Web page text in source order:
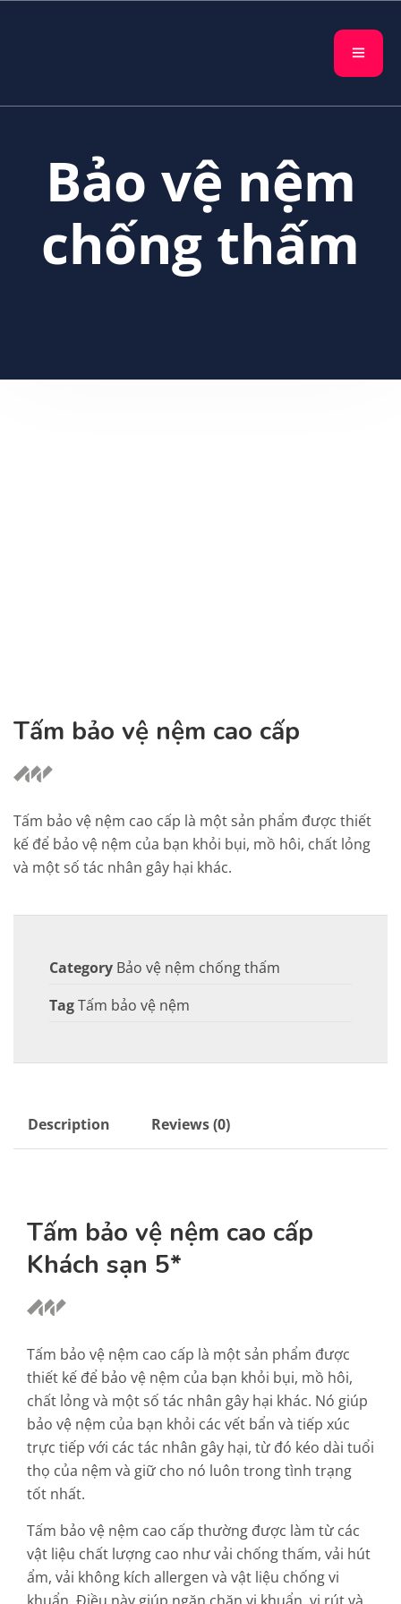
Bảo vệ nệm
chống thấm
Tấm bảo vệ nệm cao cấp
Tấm bảo vệ nệm cao cấp là một sản phẩm được thiết
kế để bảo vệ nệm của bạn khỏi bụi, mồ hôi, chất lỏng
và một số tác nhân gây hại khác.
Category Bảo vệ nệm chống thấm
TagTấm bảo vệ nệm
Description Reviews (0)
Tấm bảo vệ nệm cao cấp
Khách sạn 5*
Tấm bảo vệ nệm cao cấp là một sản phẩm được
thiết kế để bảo vệ nệm của bạn khỏi bụi, mồ hôi,
chất lỏng và một số tác nhân gây hại khác. Nó giúp
bảo vệ nệm của bạn khỏi các vết bẩn và tiếp xúc
trực tiếp với các tác nhân gây hại, từ đó kéo dài tuổi
thọ của nệm và giữ cho nó luôn trong tình trạng
tốt nhất.
Tấm bảo vệ nệm cao cấp thường được làm từ các
vật liệu chất lượng cao như vải chống thấm, vải hút
ẩm, vải không kích allergen và vật liệu chống vi